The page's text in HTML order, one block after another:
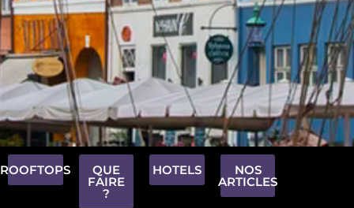
ROOFTOPS QUE
FAIRE
?
HOTELS NOS
ARTICLES